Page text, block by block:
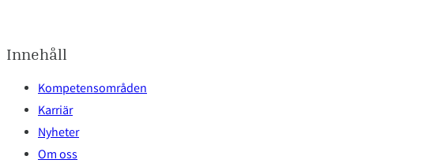
Innehåll
Kompetensområden
Karriär
Nyheter
Om oss